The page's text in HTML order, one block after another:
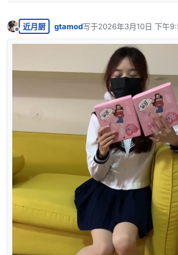
离线
近月厨 gtamod写于2026年3月10日 下午
最后由 编辑